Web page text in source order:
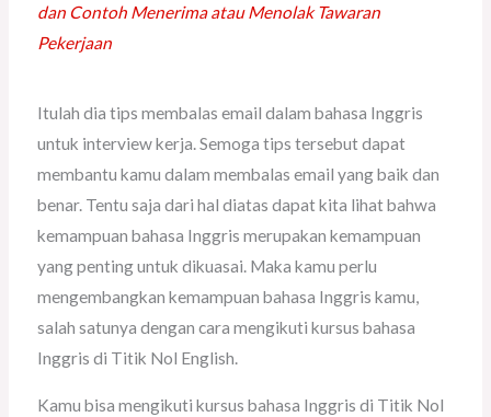
dan Contoh Menerima atau Menolak Tawaran
Pekerjaan
Itulah dia tips membalas email dalam bahasa Inggris
untuk interview kerja. Semoga tips tersebut dapat
membantu kamu dalam membalas email yang baik dan
benar. Tentu saja dari hal diatas dapat kita lihat bahwa
kemampuan bahasa Inggris merupakan kemampuan
yang penting untuk dikuasai. Maka kamu perlu
mengembangkan kemampuan bahasa Inggris kamu,
salah satunya dengan cara mengikuti kursus bahasa
Inggris di Titik Nol English.
Kamu bisa mengikuti kursus bahasa Inggris di Titik Nol